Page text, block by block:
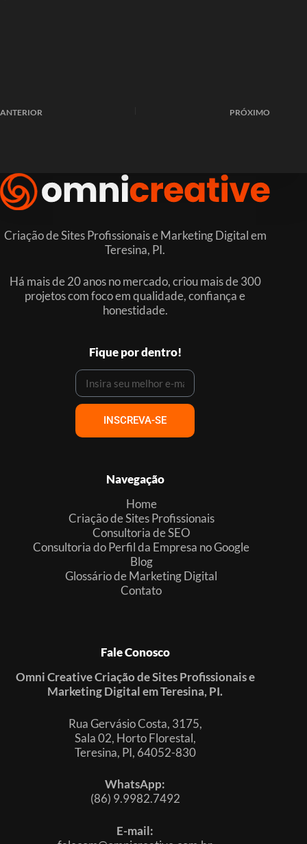
ANTERIOR PRÓXIMO
Criação de Sites Profissionais e Marketing Digital em
Teresina, PI.
Há mais de 20 anos no mercado, criou mais de 300
projetos com foco em qualidade, confiança e
honestidade.
Fique por dentro!
INSCREVA-SE
Navegação
Home
Criação de Sites Profissionais
Consultoria de SEO
Consultoria do Perfil da Empresa no Google
Blog
Glossário de Marketing Digital
Contato
Fale Conosco
Omni Creative Criação de Sites Profissionais e
Marketing Digital em Teresina, PI.
Rua Gervásio Costa, 3175,
Sala 02, Horto Florestal,
Teresina, PI, 64052-830
WhatsApp:
(86) 9.9982.7492
E-mail: